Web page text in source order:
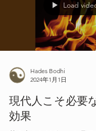
Load
Hades Bodhi
2024年1月1日
現代人こそ必要
効果